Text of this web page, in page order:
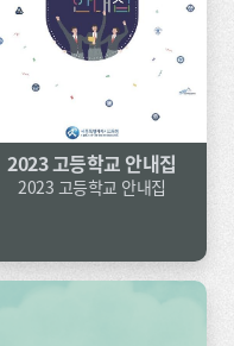
2023 고등학교 안내집
2023 고등학교 안내집